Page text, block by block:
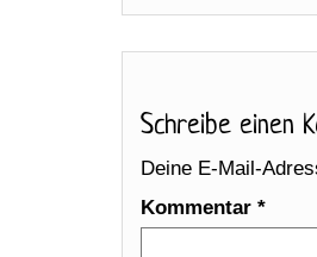
Schreibe einen
Deine E-Mail-
Kommentar *